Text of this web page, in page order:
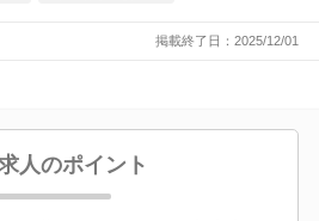
掲載終了日：2025/12/01
人のポイント